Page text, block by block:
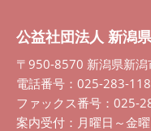
公益社団法人 新潟
〒950-8570 新潟県新
電話番号：025-283-
ファックス番号：025-
案内受付：月曜日～金